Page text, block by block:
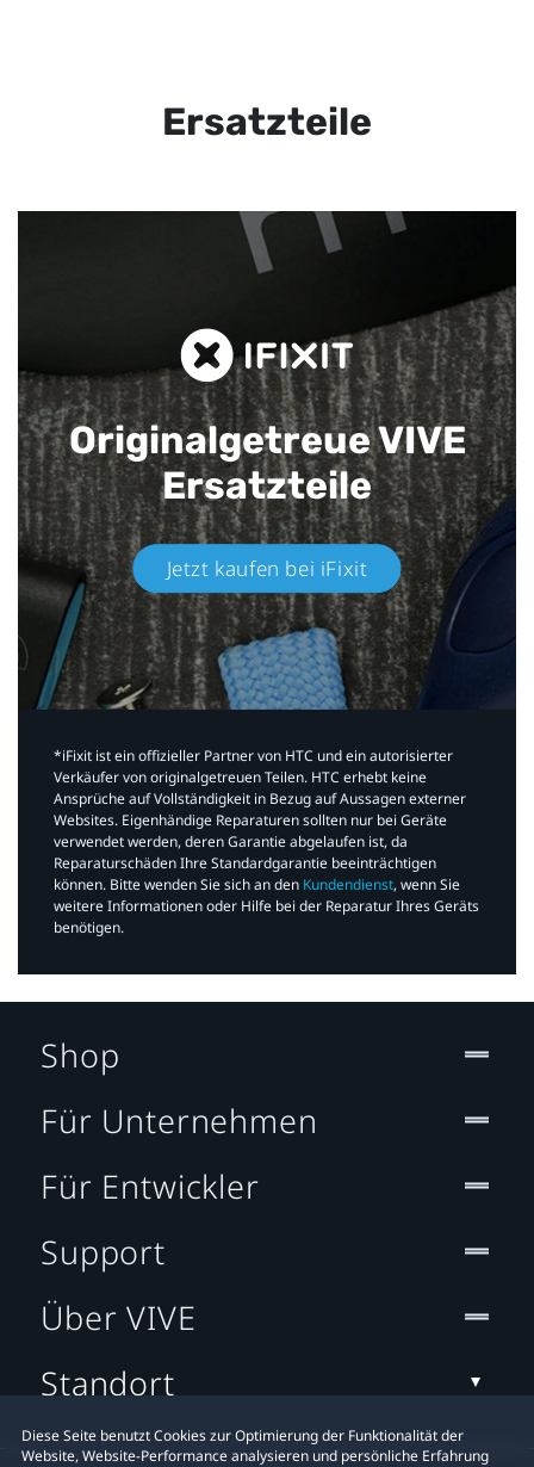
Ersatzteile
Originalgetreue VIVE
Ersatzteile
Jetzt kaufen bei iFixit​
*iFixit ist ein offizieller Partner von HTC und ein autorisierter
Verkäufer von originalgetreuen Teilen. HTC erhebt keine
Ansprüche auf Vollständigkeit in Bezug auf Aussagen externer
Websites. Eigenhändige Reparaturen sollten nur bei Geräte
verwendet werden, deren Garantie abgelaufen ist, da
Reparaturschäden Ihre Standardgarantie beeinträchtigen
können. Bitte wenden Sie sich an den Kundendienst, wenn Sie
weitere Informationen oder Hilfe bei der Reparatur Ihres Geräts
benötigen.​
Diese Seite benutzt Cookies zur Optimierung der Funktionalität der
Website, Website-Performance analysieren und persönliche Erfahrung
Shop
Für Unternehmen
Für Entwickler
Support
Über VIVE
Standort